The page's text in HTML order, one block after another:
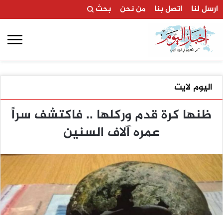
ارسل لنا اتصل بنا من نحن بحث
اليوم لايت
ظنها كرة قدم وركلها .. فاكتشف سراً
عمره آلاف السنين